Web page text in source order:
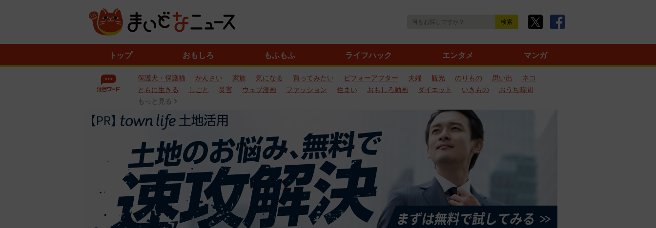
トップ おもしろ もふもふ ライフハック エンタメ マンガ
保護犬・保護猫 かんさい 家族 気になる 買ってみたい ビフォーアフター 夫婦 観光 のりもの 思い出
ネコ
ともに生きる
しごと 災害 ウェブ漫画 ファッション 住まい おもしろ動画 ダイエット いきもの
おうち時間
もっと見る